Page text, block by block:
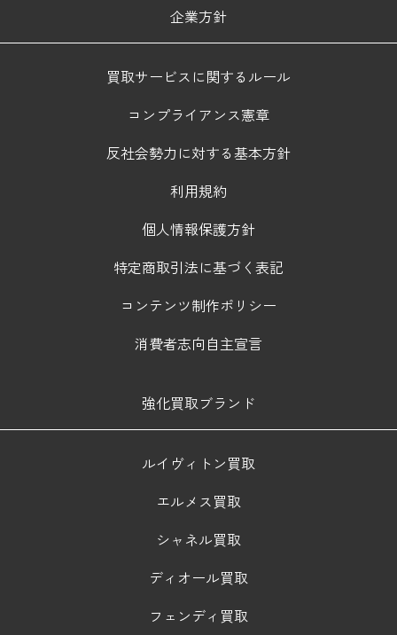
企業方針
買取サービスに関するルール
コンプライアンス憲章
反社会勢力に対する基本方針
利用規約
個人情報保護方針
特定商取引法に基づく表記
コンテンツ制作ポリシー
消費者志向自主宣言
強化買取ブランド
ルイヴィトン買取
エルメス買取
シャネル買取
ディオール買取
フェンディ買取